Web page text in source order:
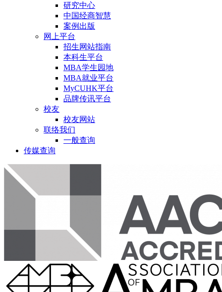
研究中心
中国经商智慧
案例出版
网上平台
招生网站指南
本科生平台
MBA学生园地
MBA就业平台
MyCUHK平台
品牌传讯平台
校友
校友网站
联络我们
一般查询
传媒查询